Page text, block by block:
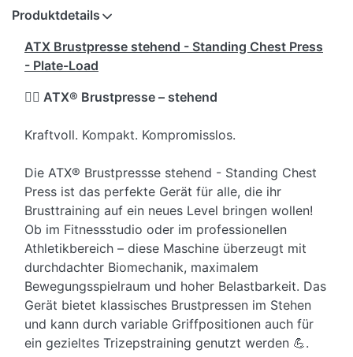
Produktdetails
ATX Brustpresse stehend - Standing Chest Press
- Plate-Load
🏋️‍♂️ ATX® Brustpresse – stehend
Kraftvoll. Kompakt. Kompromisslos.
Die ATX® Brustpressse stehend - Standing Chest
Press ist das perfekte Gerät für alle, die ihr
Brusttraining auf ein neues Level bringen wollen!
Ob im Fitnessstudio oder im professionellen
Athletikbereich – diese Maschine überzeugt mit
durchdachter Biomechanik, maximalem
Bewegungsspielraum und hoher Belastbarkeit. Das
Gerät bietet klassisches Brustpressen im Stehen
und kann durch variable Griffpositionen auch für
ein gezieltes Trizepstraining genutzt werden 💪.